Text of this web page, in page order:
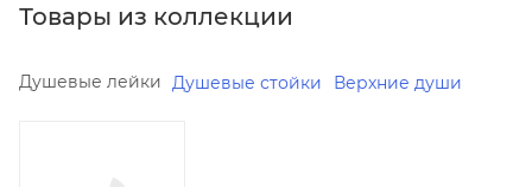
Товары из коллекции
Душевые лейки Душевые стойки Верхние души